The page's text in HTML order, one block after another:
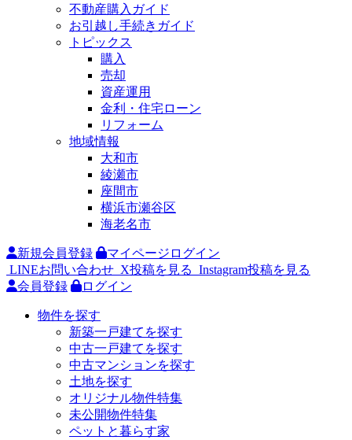
不動産購入ガイド
お引越し手続きガイド
トピックス
購入
売却
資産運用
金利・住宅ローン
リフォーム
地域情報
大和市
綾瀬市
座間市
横浜市瀬谷区
海老名市
新規会員登録
マイページログイン
LINEお問い合わせ X投稿を見る Instagram投稿を見る
会員登録
ログイン
物件を探す
新築一戸建てを探す
中古一戸建てを探す
中古マンションを探す
土地を探す
オリジナル物件特集
未公開物件特集
ペットと暮らす家